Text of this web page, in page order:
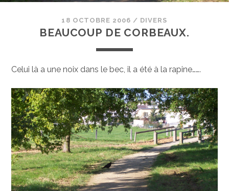
18 OCTOBRE 2006 / DIVERS
BEAUCOUP DE CORBEAUX.
Celui là a une noix dans le bec, il a été à la rapine…….